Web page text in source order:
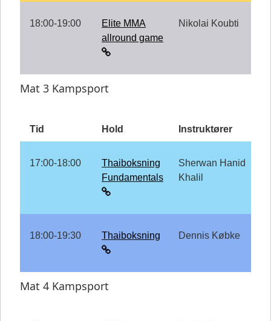
18:00-19:00
Elite MMA
allround game
Nikolai Koubti
Mat 3 Kampsport
Tid Hold Instruktører
17:00-18:00
Thaiboksning
Fundamentals
Sherwan Hanid
Khalil
18:00-19:30 Thaiboksning Dennis Købke
Mat 4 Kampsport